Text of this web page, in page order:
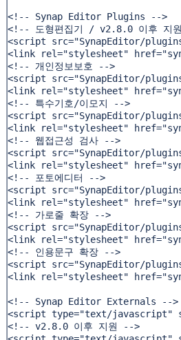
<!-- Synap Editor Plugins -->
<!-- 도형편집기 / v2.8.0 이후 지
<script src="SynapEditor/
<link rel="stylesheet"
<!-- 개인정보보호 -->
<script src="SynapEditor/
<link rel="stylesheet"
<!-- 특수기호/이모지 -->
<script src="SynapEditor/
<link rel="stylesheet"
<!-- 웹접근성 검사 -->
<script src="SynapEditor/
<link rel="stylesheet"
<!-- 포토에디터 -->
<script src="SynapEditor/
<link rel="stylesheet"
<!-- 가로줄 확장 -->
<script src="SynapEditor/
<link rel="stylesheet"
<!-- 인용문구 확장 -->
<script src="SynapEditor/
<link rel="stylesheet"
<!-- Synap Editor Externals -->
<script type="text/javascript"
<!-- v2.8.0 이후 지원 -->